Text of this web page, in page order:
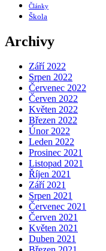
Články
Škola
Archivy
Září 2022
Srpen 2022
Červenec 2022
Červen 2022
Květen 2022
Březen 2022
Únor 2022
Leden 2022
Prosinec 2021
Listopad 2021
Říjen 2021
Září 2021
Srpen 2021
Červenec 2021
Červen 2021
Květen 2021
Duben 2021